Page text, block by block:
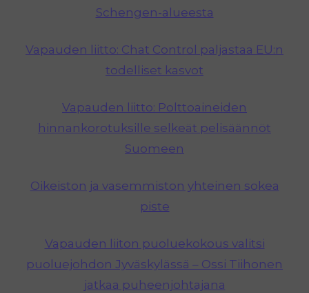
Schengen-alueesta
Vapauden liitto: Chat Control paljastaa EU:n
todelliset kasvot
Vapauden liitto: Polttoaineiden
hinnankorotuksille selkeät pelisäännöt
Suomeen
Oikeiston ja vasemmiston yhteinen sokea
piste
Vapauden liiton puoluekokous valitsi
puoluejohdon Jyväskylässä – Ossi Tiihonen
jatkaa puheenjohtajana